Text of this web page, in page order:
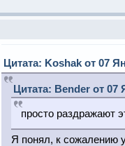
Цитата: Koshak от 07
Цитата: Bender от 07
просто раздражают
Я понял, к сожалению